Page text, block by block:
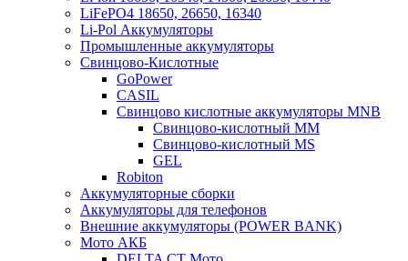
LiFePO4 18650, 26650, 16340
Li-Pol Аккумуляторы
Промышленные аккумуляторы
Свинцово-Кислотные
GoPower
CASIL
Свинцово кислотные аккумуляторы MNB
Cвинцово-кислотный MM
Cвинцово-кислотный MS
GEL
Robiton
Аккумуляторные сборки
Аккумуляторы для телефонов
Внешние аккумуляторы (POWER BANK)
Мото АКБ